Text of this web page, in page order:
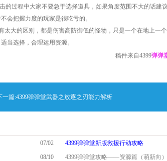
的过程中大家不要急于选择道具，如果角度范围不大的话建
会把握力度的玩家是很吃亏的。
太大的区别，都是伤害高防御低的怪物，只是一个在地上一
当选择，合理运用资源。
稿件来自4399弹弹
篇:4399弹弹堂武器之放逐之刃能力解析
07/02 4399弹弹堂新版救援行动攻略
08/10 4399弹弹堂攻略——资源篇（萌新向）